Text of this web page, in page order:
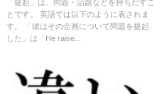
「提起」は、問題・話題などを持ちだすこ
とです。 英語では以下のように表されま
す。 「彼はその企画について問題を提起
した」は「He raise...